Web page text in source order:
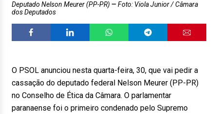
Deputado Nelson Meurer (PP-PR)
Foto: Viola Junior / Câmara
dos Deputados
O PSOL anunciou nesta quarta-feira, 30, que vai pedir a
cassação do deputado federal Nelson Meurer (PP-PR)
no Conselho de Ética da Câmara. O parlamentar
paranaense foi o primeiro condenado pelo Supremo